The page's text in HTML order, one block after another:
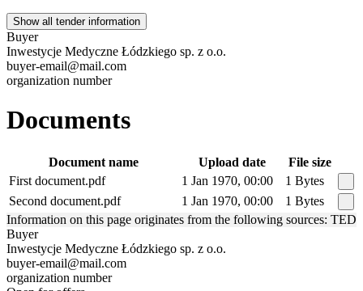
Show all tender information
Buyer
Inwestycje Medyczne Łódzkiego sp. z o.o.
buyer-email@mail.com
organization number
Documents
Document name Upload date
File size
First document.pdf
1 Jan 1970, 00:00
1 Bytes
Second document.pdf
1 Jan 1970, 00:00
1 Bytes
Information on this page originates from the following sources: TED
Buyer
Inwestycje Medyczne Łódzkiego sp. z o.o.
buyer-email@mail.com
organization number